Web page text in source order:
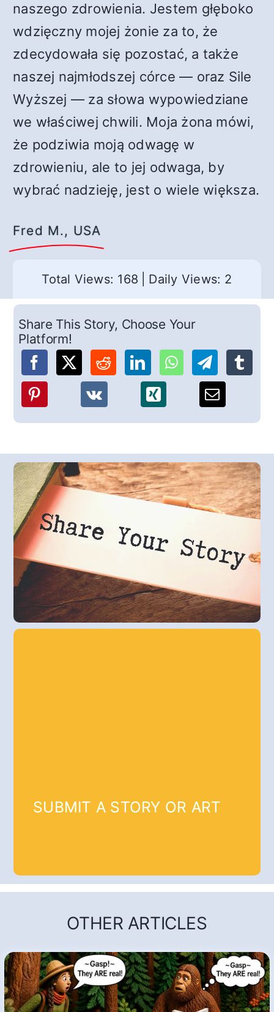
naszego zdrowienia. Jestem głęboko
wdzięczny mojej żonie za to, że
zdecydowała się pozostać, a także
naszej najmłodszej córce — oraz Sile
Wyższej — za słowa wypowiedziane
we właściwej chwili. Moja żona mówi,
że podziwia moją odwagę w
zdrowieniu, ale to jej odwaga, by
wybrać nadzieję, jest o wiele większa.
Fred M., USA
Total Views: 168 Daily Views: 2
Share This Story, Choose Your
Platform!
SUBMIT A STORY OR ART
OTHER ARTICLES